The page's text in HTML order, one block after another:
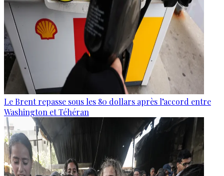
Le Brent repasse sous les 80 dollars après l’accord entre
Washington et Téhéran